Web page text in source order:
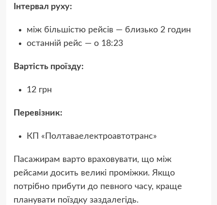
Інтервал руху:
між більшістю рейсів — близько 2 годин
останній рейс — о 18:23
Вартість проїзду:
12 грн
Перевізник:
КП «Полтаваелектроавтотранс»
Пасажирам варто враховувати, що між
рейсами досить великі проміжки. Якщо
потрібно прибути до певного часу, краще
планувати поїздку заздалегідь.